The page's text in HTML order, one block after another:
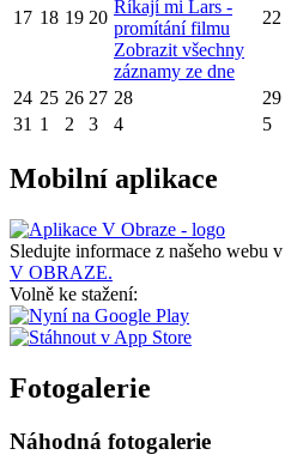
17 18 19 20
Říkají mi Lars -
promítání filmu
Zobrazit všechny
záznamy ze dne
22
24 25 26 27 28 29
31 1 2 3 4 5
Mobilní aplikace
Sledujte informace z našeho webu v
V OBRAZE.
Volně ke stažení:
Fotogalerie
Náhodná fotogalerie